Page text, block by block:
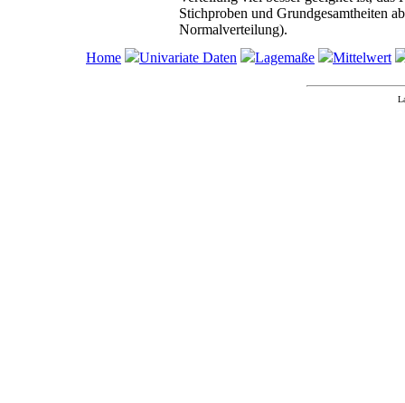
Stichproben und Grundgesamtheiten
Normalverteilung).
Home
Univariate Daten Lagemaße Mittelwert